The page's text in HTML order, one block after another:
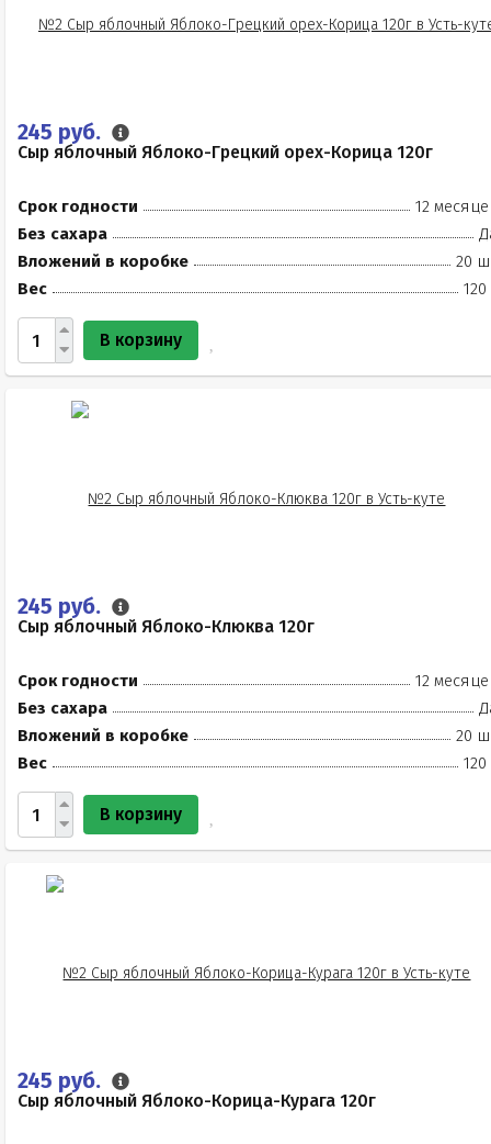
245 руб.
Сыр яблочный Яблоко-Грецкий орех-Корица 120г
Срок годности
12
Без сахара
Вложений в коробке
20
Вес
120
В корзину
245 руб.
Сыр яблочный Яблоко-Клюква 120г
Срок годности
12
Без сахара
Вложений в коробке
20
Вес
120
В корзину
245 руб.
Сыр яблочный Яблоко-Корица-Курага 120г